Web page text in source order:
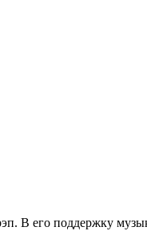
В его поддержку